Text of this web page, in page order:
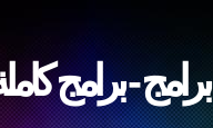
برامج - برامج